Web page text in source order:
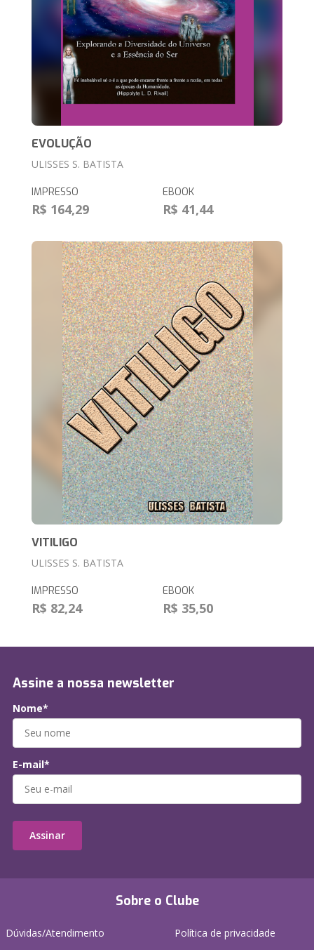
EVOLUÇÃO
ULISSES S. BATISTA
IMPRESSO
R$ 164,29
EBOOK
R$ 41,44
VITILIGO
ULISSES S. BATISTA
IMPRESSO
R$ 82,24
EBOOK
R$ 35,50
Sobre o Clube
Dúvidas/Atendimento
Política de privacidade
Assine a nossa newsletter
Nome*
E-mail*
Assinar